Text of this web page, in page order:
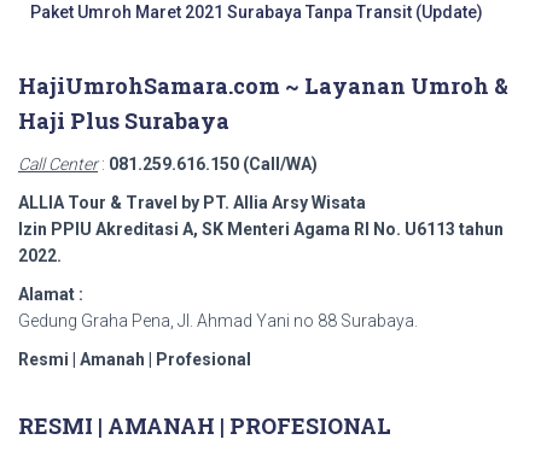
Paket Umroh Maret 2021 Surabaya Tanpa Transit (Update)
HajiUmrohSamara.com ~ Layanan Umroh &
Haji Plus Surabaya
Call Center: 081.259.616.150 (Call/WA)
ALLIA Tour & Travel by PT. Allia Arsy Wisata
Izin PPIU Akreditasi A, SK Menteri Agama RI No. U6113 tahun
2022.
Alamat :
Gedung Graha Pena, Jl. Ahmad Yani no 88 Surabaya.
Resmi | Amanah | Profesional
RESMI | AMANAH | PROFESIONAL